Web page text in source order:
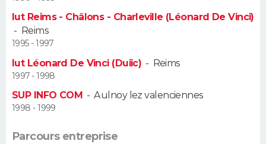
Alimentation
Guide de la santé
Maladies
Médicaments
Sommeil
VOYAGE
BONS PLANS
CARTE DE VOEUX
Iut Reims - Châlons - Charleville (Léonard De Vinci)
- Reims
1995 - 1997
Iut Léonard De Vinci (Duiic) - Reims
1997 - 1998
SUP INFO COM -Aulnoy lez valenciennes
1998 - 1999
Parcours entreprise